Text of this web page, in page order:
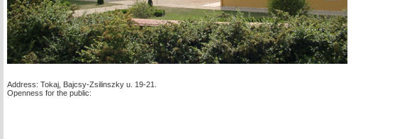
Address: Tokaj, Bajcsy-Zsilinszky u. 19-21.
Openness for the public: